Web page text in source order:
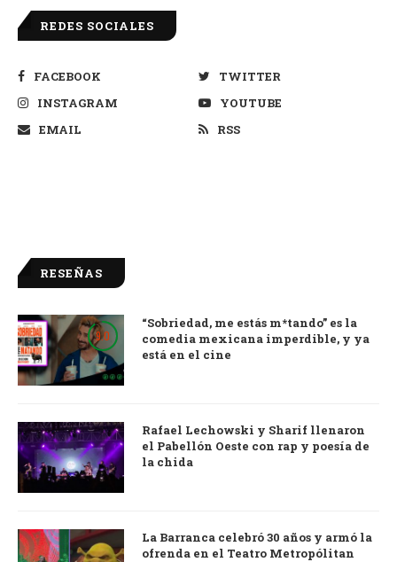
REDES SOCIALES
FACEBOOK
TWITTER
INSTAGRAM
YOUTUBE
EMAIL
RSS
RESEÑAS
9.0
“Sobriedad, me estás m*tando” es la
comedia mexicana imperdible, y ya
está en el cine
Rafael Lechowski y Sharif llenaron
el Pabellón Oeste con rap y poesía de
la chida
La Barranca celebró 30 años y armó la
ofrenda en el Teatro Metropólitan